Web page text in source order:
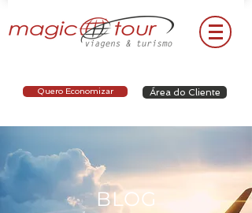
Quero Economizar Área do Cliente
BLOG